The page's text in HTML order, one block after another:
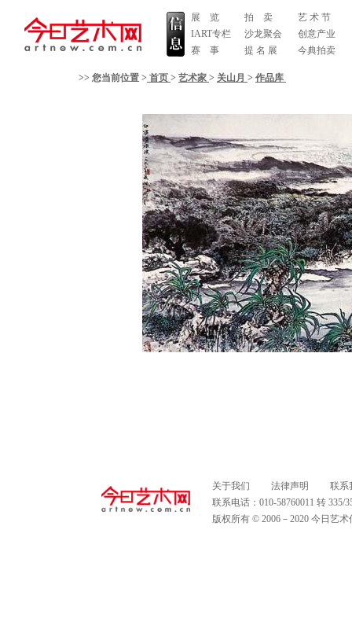
展 览
IART专栏
赛 事
拍 卖
沙龙聚会
提 名 展
艺 术 节
创意产业
今典拍卖
>> 您当前位置 > 首页 > 艺术家 > 关山月 > 作品库
关于我们 法律声明
联系
联系电话：010-58760011 转
版权所有 © 2006－2020 今日艺